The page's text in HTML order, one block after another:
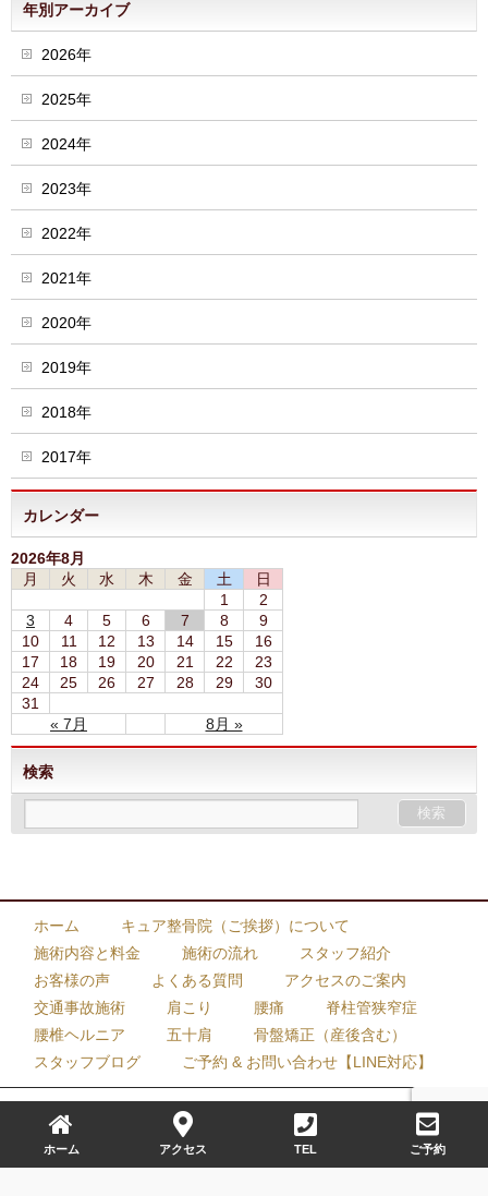
年別アーカイブ
2026年
2025年
2024年
2023年
2022年
2021年
2020年
2019年
2018年
2017年
カレンダー
2026年8月
月
火 水 木 金 土 日
« 7月 8月 »
1
2
3
4 5 6 7 8
9
10
11 12 13 14 15
16
17
18 19 20 21 22
23
24
25 26 27 28 29
30
31
検索
ホーム
キュア整骨院（ご挨拶）について
施術内容と料金
施術の流れ
スタッフ紹介
お客様の声
よくある質問
アクセスのご案内
交通事故施術
肩こり 腰痛
脊柱管狭窄症
腰椎ヘルニア
五十肩
骨盤矯正（産後含む）
スタッフブログ
ご予約 & お問い合わせ【LINE対応】
Copyright© キュア整骨院 All Rights Reserved.
ホーム アクセス TEL ご予約